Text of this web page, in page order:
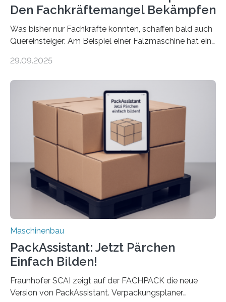
Den Fachkräftemangel Bekämpfen
Was bisher nur Fachkräfte konnten, schaffen bald auch
Quereinsteiger: Am Beispiel einer Falzmaschine hat ein
Mensch-Maschine-Schnittstelle so sehr vereinfacht,
Die zugrunde liegende Methodik lässt sich auf alle
anderen Maschinen übertragen. Eine Falzmaschine
umzurüsten ist ein Job für echte Profis. Eine solche
Maschine faltet in Druckereien Broschüren, Prospekte,
Landkarten und vieles mehr – mehrere Zehntausend
Exemplare pro Stunde. Je nach Maschinentyp und
Auftrag kann das Umrüsten…
29.09.2025
Maschinenbau
PackAssistant: Jetzt Pärchen
Einfach Bilden!
Fraunhofer SCAI zeigt auf der FACHPACK die neue
Version von PackAssistant. Verpackungsplaner